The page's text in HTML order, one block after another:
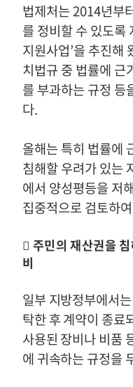
법제처는2014년부
를 정비할 수 있도록
지원사업’을 추진해
치법규 중 법률에 근
를 부과하는 규정 등
다.
올해는 특히 법률에
침해할 우려가 있는
에서 양성평등을 저
집중적으로 검토하
󰊱 주민의 재산권을
비
일부 지방정부에서
탁한 후 계약이 종료
사용된 장비나 비품
에 귀속하는 규정을